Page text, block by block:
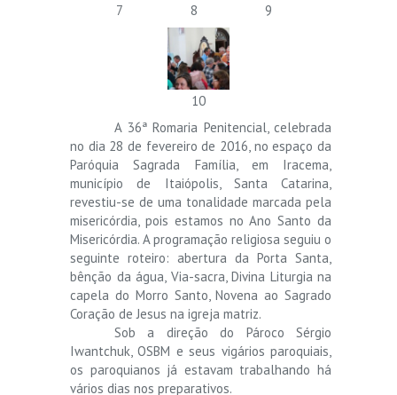
7 8 9
10
A 36ª Romaria Penitencial, celebrada
no dia 28 de fevereiro de 2016, no espaço da
Paróquia Sagrada Família, em Iracema,
município de Itaiópolis, Santa Catarina,
revestiu-se de uma tonalidade marcada pela
misericórdia, pois estamos no Ano Santo da
Misericórdia. A programação religiosa seguiu o
seguinte roteiro: abertura da Porta Santa,
bênção da água, Via-sacra, Divina Liturgia na
capela do Morro Santo, Novena ao Sagrado
Coração de Jesus na igreja matriz.
Sob a direção do Pároco Sérgio
Iwantchuk, OSBM e seus vigários paroquiais,
os paroquianos já estavam trabalhando há
vários dias nos preparativos.